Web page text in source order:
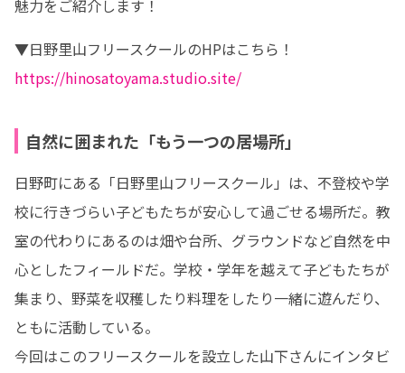
魅力をご紹介します！
https://hinosatoyama.studio.site/
自然に囲まれた「もう一つの居場所」
日野町にある「日野里山フリースクール」は、不登校や学
校に行きづらい子どもたちが安心して過ごせる場所だ。教
室の代わりにあるのは畑や台所、グラウンドなど自然を中
心としたフィールドだ。学校・学年を越えて子どもたちが
集まり、野菜を収穫したり料理をしたり一緒に遊んだり、
ともに活動している。
今回はこのフリースクールを設立した山下さんにインタビ